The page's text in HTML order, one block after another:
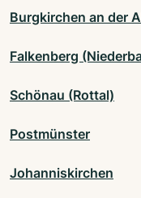
Burgkirchen an der
Falkenberg
Schönau (Rottal)
Postmünster
Johanniskirchen